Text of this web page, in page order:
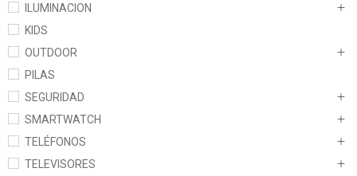
ILUMINACION
KIDS
OUTDOOR
PILAS
SEGURIDAD
SMARTWATCH
TELÉFONOS
TELEVISORES